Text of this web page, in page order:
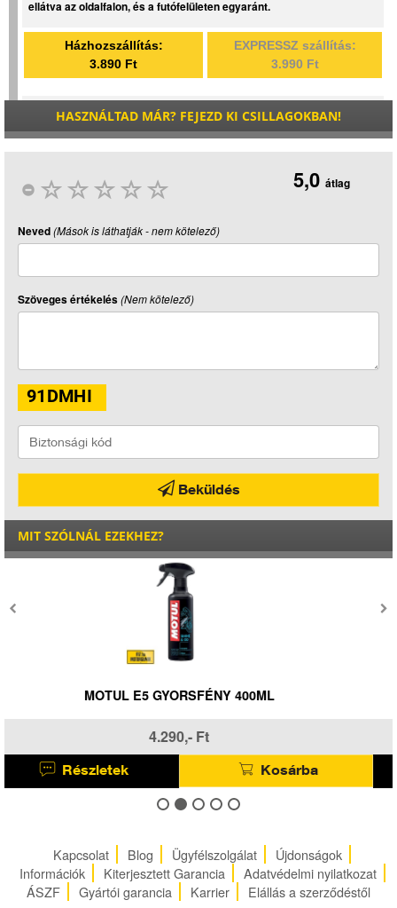
ellátva az oldalfalon, és a futófelületen egyaránt.
Házhozszállítás:
3.890 Ft
EXPRESSZ szállítás:
3.990 Ft
HASZNÁLTAD MÁR? FEJEZD KI CSILLAGOKBAN!
5,0 átlag
Neved(Mások is láthatják - nem kötelező)
Szöveges értékelés(Nem kötelező)
Beküldés
MIT SZÓLNÁL EZEKHEZ?
MOTUL P3 DEFEKT SPRAY 300ML
4.590,- Ft
Részletek Kosárba
Kapcsolat Blog Ügyfélszolgálat
Újdonságok
Információk
Kiterjesztett Garancia
Adatvédelmi nyilatkozat
ÁSZF
Gyártói garancia Karrier Elállás a szerződéstől